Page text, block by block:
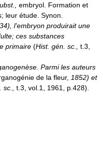
embryol. Formation et
leur étude. Synon.
l'embryon produirait une
ces substances
primaire (Hist. gén. sc., t.3,
Parmi les auteurs
de la fleur, 1852) et
sc., t.3, vol.1, 1961, p.428).